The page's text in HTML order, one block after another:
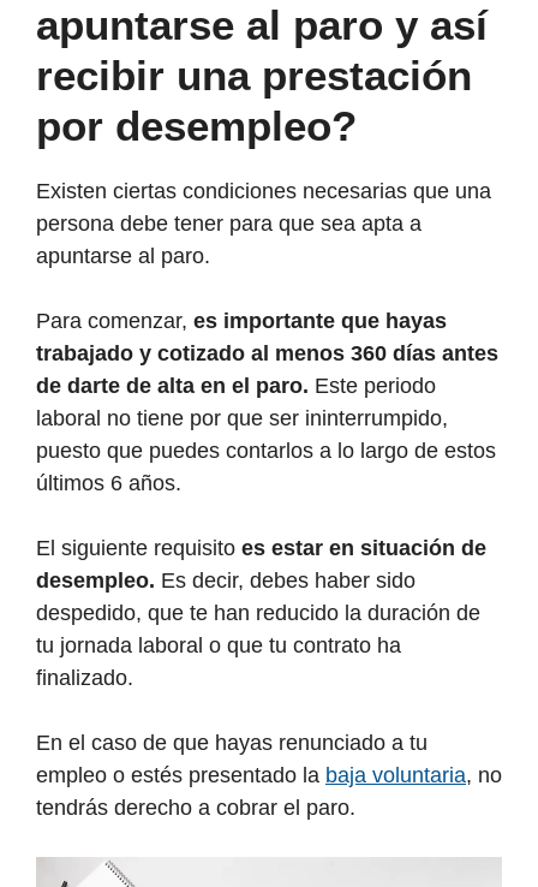
apuntarse al paro y así
recibir una prestación
por desempleo?
Existen ciertas condiciones necesarias que una
persona debe tener para que sea apta a
apuntarse al paro.
Para comenzar, es importante que hayas
trabajado y cotizado al menos 360 días antes
de darte de alta en el paro. Este periodo
laboral no tiene por que ser ininterrumpido,
puesto que puedes contarlos a lo largo de estos
últimos 6 años.
El siguiente requisito es estar en situación de
desempleo. Es decir, debes haber sido
despedido, que te han reducido la duración de
tu jornada laboral o que tu contrato ha
finalizado.
En el caso de que hayas renunciado a tu
empleo o estés presentado la baja voluntaria, no
tendrás derecho a cobrar el paro.